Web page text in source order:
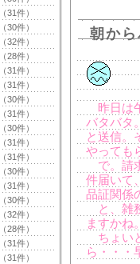
（31件）
（30件）
（32件）
（28件）
（31件）
（31件）
（30件）
（31件）
（30件）
（31件）
（31件）
（30件）
（31件）
（30件）
（32件）
（28件）
（31件）
（31件）
朝か
昨日は
バタバタ
と送信。
やっても
で。請
件届いて
品証関係
と、雑
ますかね
ちょい
ら・・・